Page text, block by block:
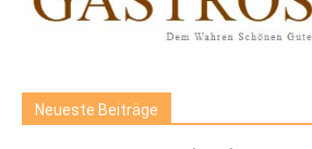
Neueste Beiträge